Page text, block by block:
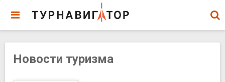
Новости туризма